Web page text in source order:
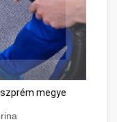
megye